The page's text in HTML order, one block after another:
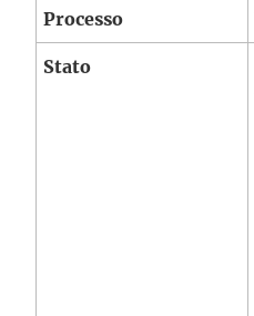
Processo
Stato